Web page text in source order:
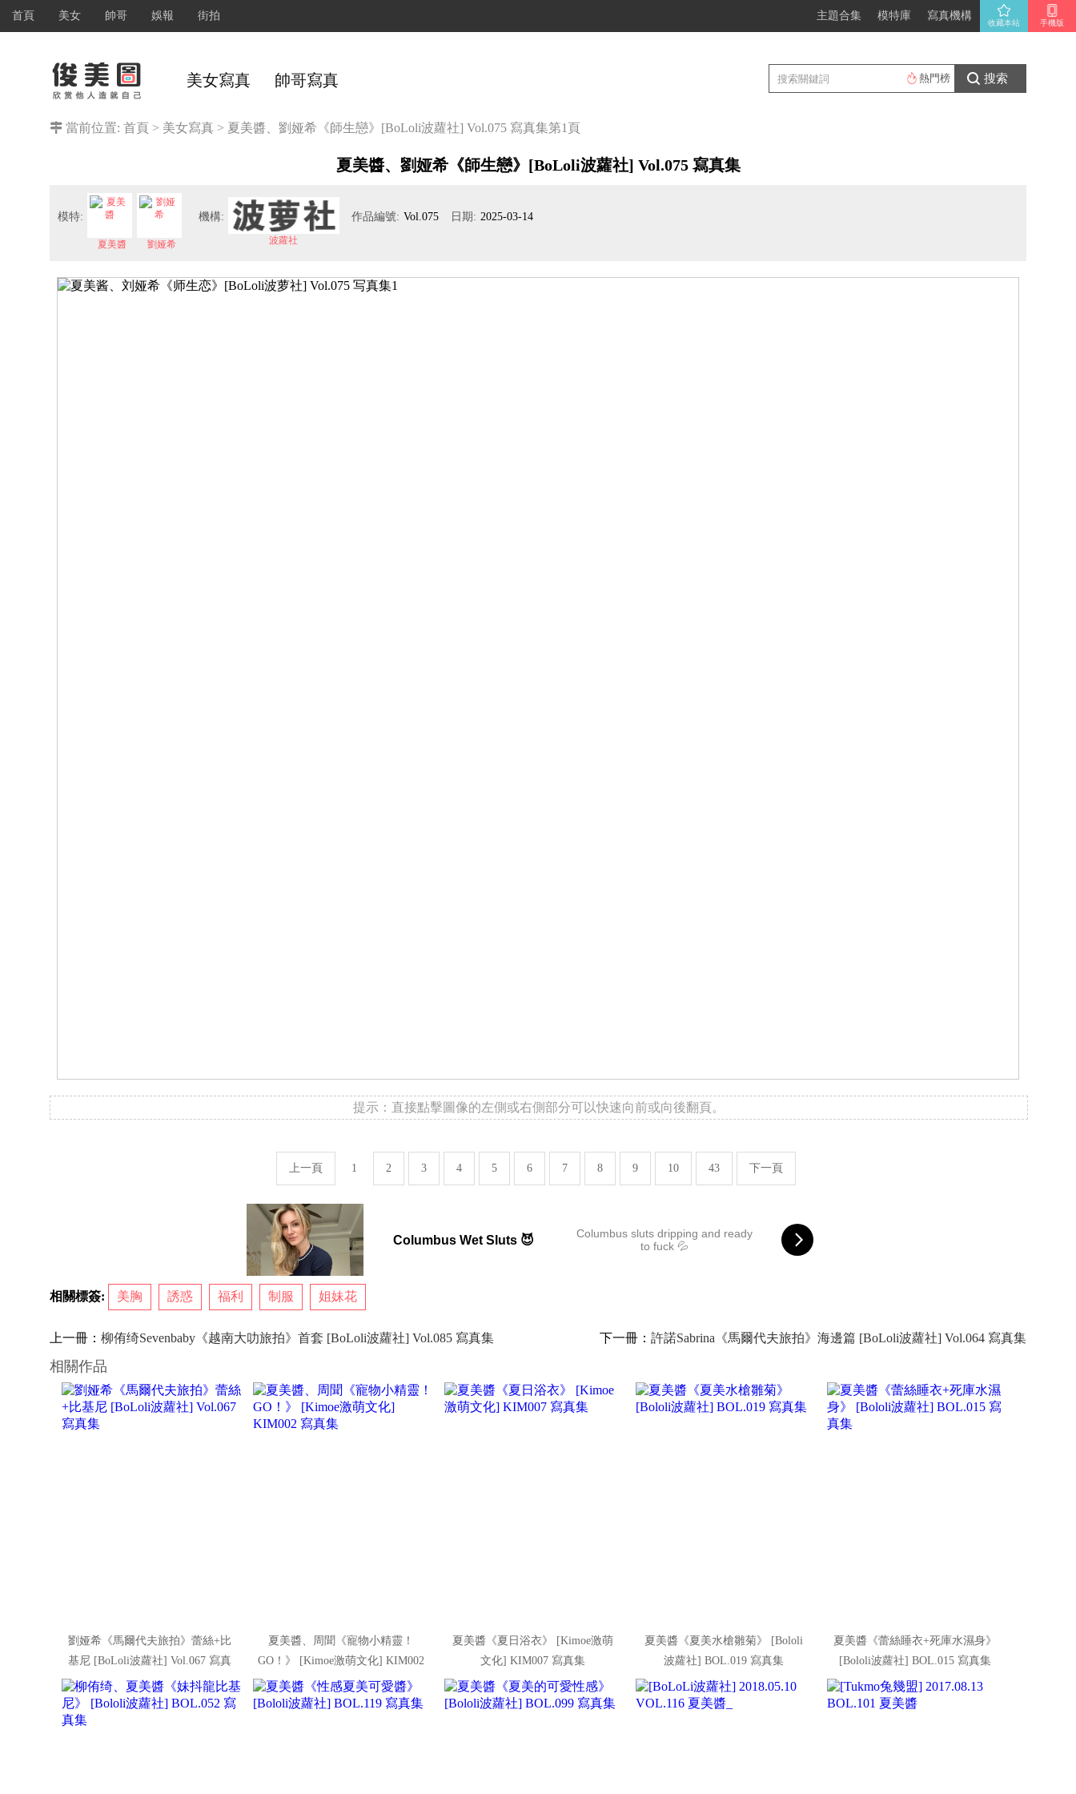
首頁 美女 帥哥 娛報 街拍
手機版
主題合集 模特庫 寫真機構
收藏本站
美女寫真 帥哥寫真 搜索
熱門榜
當前位置: 首頁 > 美女寫真 > 夏美醬、劉娅希《師生戀》[BoLoli波蘿社] Vol.075 寫真集第1頁
夏美醬、劉娅希《師生戀》[BoLoli波蘿社] Vol.075 寫真集
模特:
夏美醬 劉娅希
機構:
波蘿社
作品編號: Vol.075 日期: 2025-03-14
提示：直接點擊圖像的左側或右側部分可以快速向前或向後翻頁。
上一頁 1 2 3 4 5 6 7 8 9 10 43 下一頁
Columbus Wet Sluts 😈
Columbus sluts dripping and ready
to fuck 💦
相關標簽: 美胸 誘惑 福利 制服 姐妹花
上一冊： 柳侑绮Sevenbaby《越南大叻旅拍》首套 [BoLoli波蘿社] Vol.085 寫真集 下一冊： 許諾Sabrina《馬爾代夫旅拍》海邊篇 [BoLoli波蘿社] Vol.064 寫真集
相關作品
劉娅希《馬爾代夫旅拍》蕾絲+比
基尼 [BoLoli波蘿社] Vol.067 寫真
集
夏美醬、周聞《寵物小精靈！
GO！》 [Kimoe激萌文化] KIM002
寫真集
夏美醬《夏日浴衣》 [Kimoe激萌
文化] KIM007 寫真集
夏美醬《夏美水槍雛菊》 [Bololi
波蘿社] BOL.019 寫真集
夏美醬《蕾絲睡衣+死庫水濕身》
[Bololi波蘿社] BOL.015 寫真集